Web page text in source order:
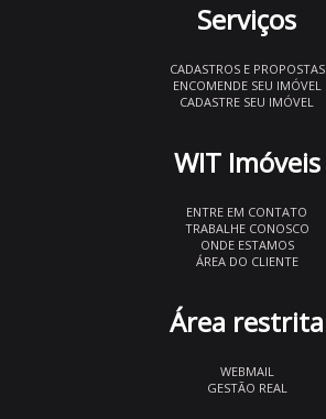
Serviços
CADASTROS E PROPOSTAS
ENCOMENDE SEU IMÓVEL
CADASTRE SEU IMÓVEL
WIT Imóveis
ENTRE EM CONTATO
TRABALHE CONOSCO
ONDE ESTAMOS
ÁREA DO CLIENTE
Área restrita
WEBMAIL
GESTÃO REAL